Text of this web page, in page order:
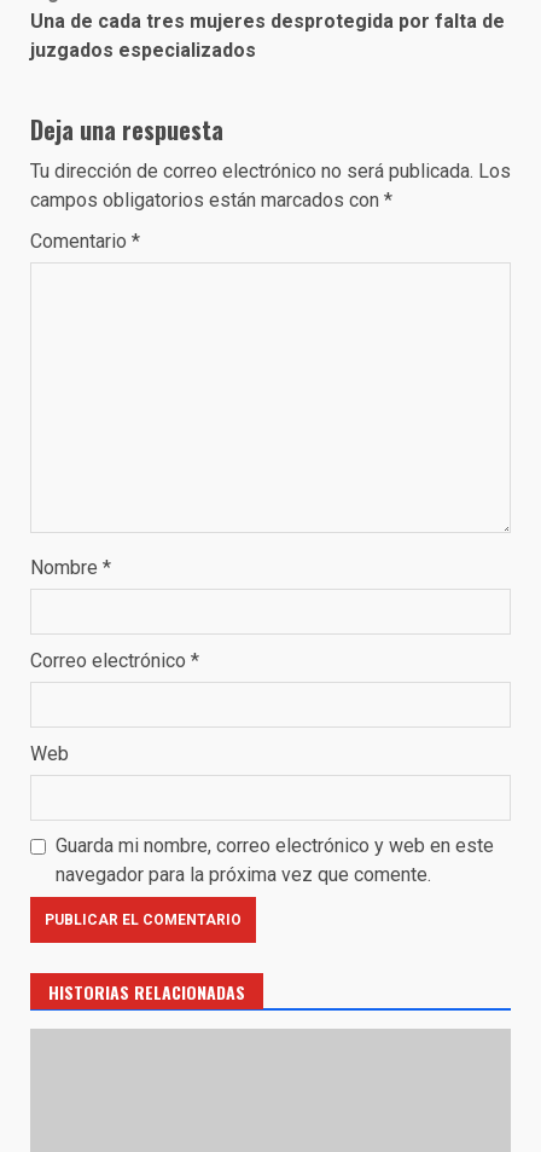
Una de cada tres mujeres desprotegida por falta de
juzgados especializados
Deja una respuesta
Tu dirección de correo electrónico no será publicada. Los
campos obligatorios están marcados con *
Comentario *
Nombre *
Correo electrónico *
Web
Guarda mi nombre, correo electrónico y web en este
navegador para la próxima vez que comente.
HISTORIAS RELACIONADAS